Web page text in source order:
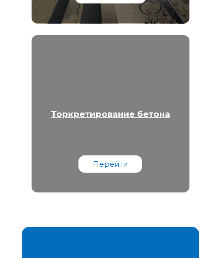
Торкретирование бетона
Перейти